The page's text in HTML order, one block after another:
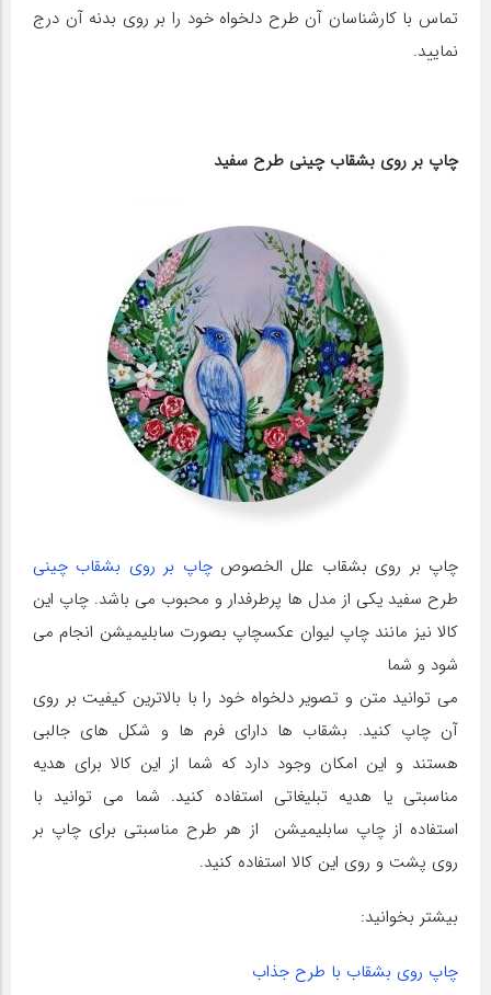
تماس با کارشناسان آن طرح دلخواه خود را بر روی بدنه آن درج
نمایید.
چاپ بر روی بشقاب چینی طرح سفید
چاپ بر روی بشقاب علل الخصوصچاپ بر روی بشقاب چینی
طرح سفید یکی از مدل ها پرطرفدار و محبوب می باشد. چاپ این
کالا نیز مانند چاپ لیوان عکسچاپ بصورت سابلیمیشن انجام می
شود و شما
می توانید متن و تصویر دلخواه خود را با بالاترین کیفیت بر روی
آن چاپ کنید. بشقاب ها دارای فرم ها و شکل های جالبی
هستند و این امکان وجود دارد که شما از این کالا برای هدیه
مناسبتی یا هدیه تبلیغاتی استفاده کنید. شما می توانید با
استفاده از چاپ سابلیمیشن از هر طرح مناسبتی برای چاپ بر
روی پشت و روی این کالا استفاده کنید.
بیشتر بخوانید:
چاپ روی بشقاب با طرح جذاب